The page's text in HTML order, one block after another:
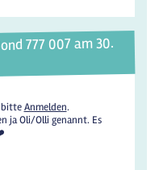
777 007 am 30.
bitteAnmelden.
ja Oli/Olli genannt. Es